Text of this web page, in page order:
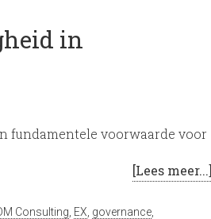
in
fundamentele voorwaarde voor
[Lees meer...]
Consulting EX governance